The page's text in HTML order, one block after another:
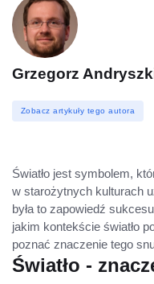
Grzegorz
Zobacz artykuły tego autora
Światło jest symbolem,
w starożytnych kulturach
była to zapowiedź
jakim kontekście światło
poznać znaczenie tego
Światło -